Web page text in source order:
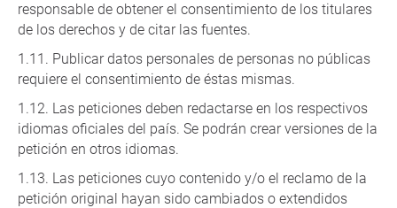
responsable de obtener el consentimiento de los titulares
de los derechos y de citar las fuentes.
Publicar datos personales de personas no públicas
requiere el consentimiento de éstas mismas.
Las peticiones deben redactarse en los respectivos
idiomas oficiales del país. Se podrán crear versiones de la
petición en otros idiomas.
Las peticiones cuyo contenido y/o el reclamo de la
petición original hayan sido cambiados o extendidos